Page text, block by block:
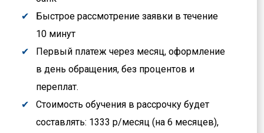
Быстрое рассмотрение заявки в течение
10 минут
Первый платеж через месяц, оформление
в день обращения, без процентов и
переплат.
Стоимость обучения в рассрочку будет
составлять: 1333 р/месяц (на 6 месяцев),